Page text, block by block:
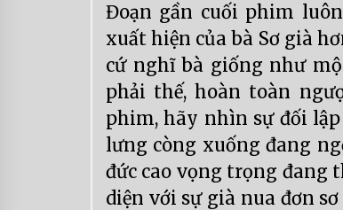
Đoạn gần cuối phim
xuất hiện của bà Sơ già
cứ nghĩ bà giống như
phải thế, hoàn toàn
phim, hãy nhìn sự đối
lưng còng xuống đang
đức cao vọng trọng
diện với sự già nua đơn